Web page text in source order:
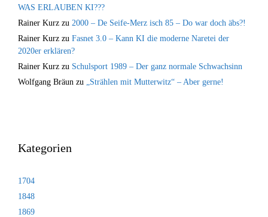
WAS ERLAUBEN KI???
Rainer Kurz zu 2000 – De Seife-Merz isch 85 – Do war doch äbs?!
Rainer Kurz zu Fasnet 3.0 – Kann KI die moderne Naretei der
2020er erklären?
Rainer Kurz zu Schulsport 1989 – Der ganz normale Schwachsinn
Wolfgang Bräun zu „Strählen mit Mutterwitz“ – Aber gerne!
Kategorien
1704
1848
1869